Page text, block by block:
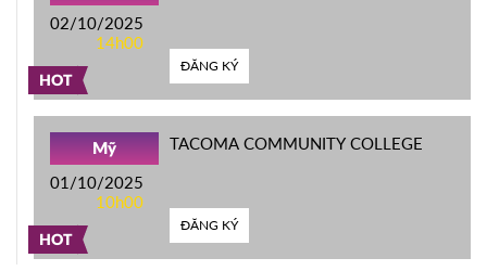
HOT
02/10/2025
14h00
ĐĂNG KÝ
HOT
Mỹ
01/10/2025
10h00
TACOMA COMMUNITY COLLEGE
ĐĂNG KÝ